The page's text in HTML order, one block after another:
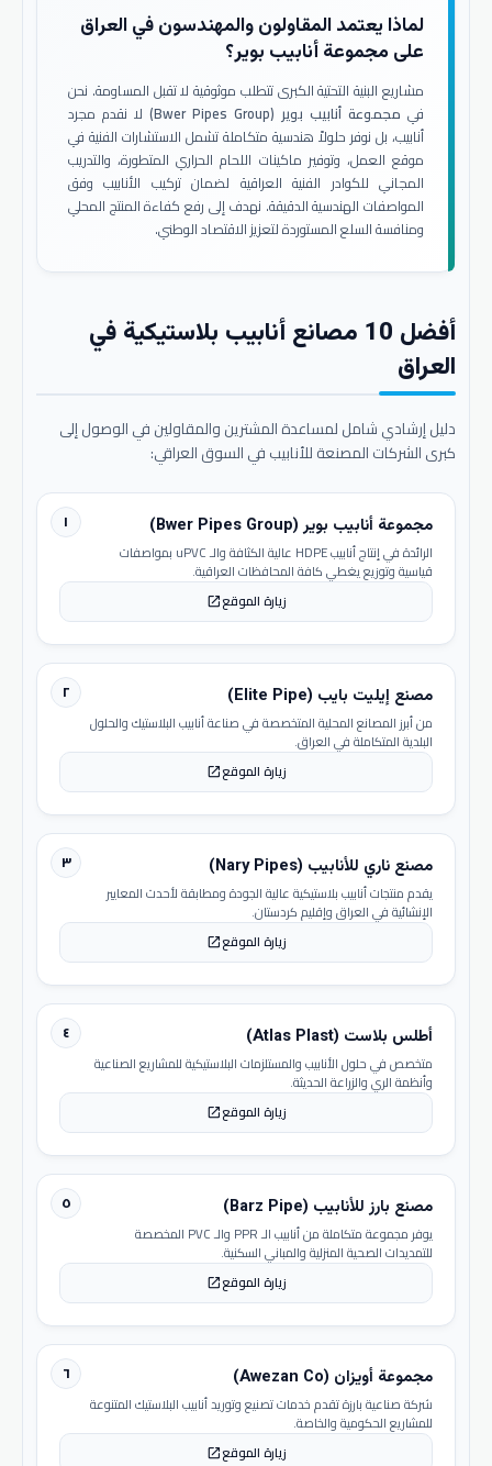
لماذا يعتمد المقاولون والمهندسون في العراق
على مجموعة أنابيب بوير؟
مشاريع البنية التحتية الكبرى تتطلب موثوقية لا تقبل المساومة. نحن
في مجموعة أنابيب بوير (Bwer Pipes Group)
لا نقدم مجرد
أنابيب، بل نوفر حلولاً هندسية متكاملة تشمل الاستشارات الفنية في
موقع العمل، وتوفير ماكينات اللحام الحراري المتطورة، والتدريب
المجاني للكوادر الفنية العراقية لضمان تركيب الأنابيب وفق
المواصفات الهندسية الدقيقة. نهدف إلى رفع كفاءة المنتج المحلي
ومنافسة السلع المستوردة لتعزيز الاقتصاد الوطني.
أفضل 10 مصانع أنابيب بلاستيكية في
العراق
دليل إرشادي شامل لمساعدة المشترين والمقاولين في الوصول إلى
كبرى الشركات المصنعة للأنابيب في السوق العراقي:
١ مجموعة أنابيب بوير (Bwer Pipes Group)
الرائدة في إنتاج أنابيب HDPE عالية الكثافة والـ uPVC بمواصفات
قياسية وتوزيع يغطي كافة المحافظات العراقية.
زيارة الموقعopen_in_new
٢ مصنع إيليت بايب (Elite Pipe)
من أبرز المصانع المحلية المتخصصة في صناعة أنابيب البلاستيك والحلول
البلدية المتكاملة في العراق.
زيارة الموقعopen_in_new
٣ مصنع ناري للأنابيب (Nary Pipes)
يقدم منتجات أنابيب بلاستيكية عالية الجودة ومطابقة لأحدث المعايير
الإنشائية في العراق وإقليم كردستان.
زيارة الموقعopen_in_new
٤ أطلس بلاست (Atlas Plast)
متخصص في حلول الأنابيب والمستلزمات البلاستيكية للمشاريع الصناعية
وأنظمة الري والزراعة الحديثة.
زيارة الموقعopen_in_new
٥ مصنع بارز للأنابيب (Barz Pipe)
يوفر مجموعة متكاملة من أنابيب الـ PPR والـ PVC المخصصة
للتمديدات الصحية المنزلية والمباني السكنية.
زيارة الموقعopen_in_new
٦ مجموعة أويزان (Awezan Co)
شركة صناعية بارزة تقدم خدمات تصنيع وتوريد أنابيب البلاستيك المتنوعة
للمشاريع الحكومية والخاصة.
زيارة الموقعopen_in_new